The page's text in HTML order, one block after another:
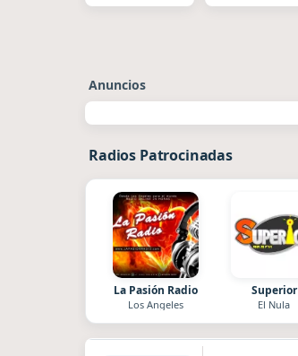
Anuncios
Radios Patrocinadas
La Pasión Radio
Los Angeles
Superior
El Nula